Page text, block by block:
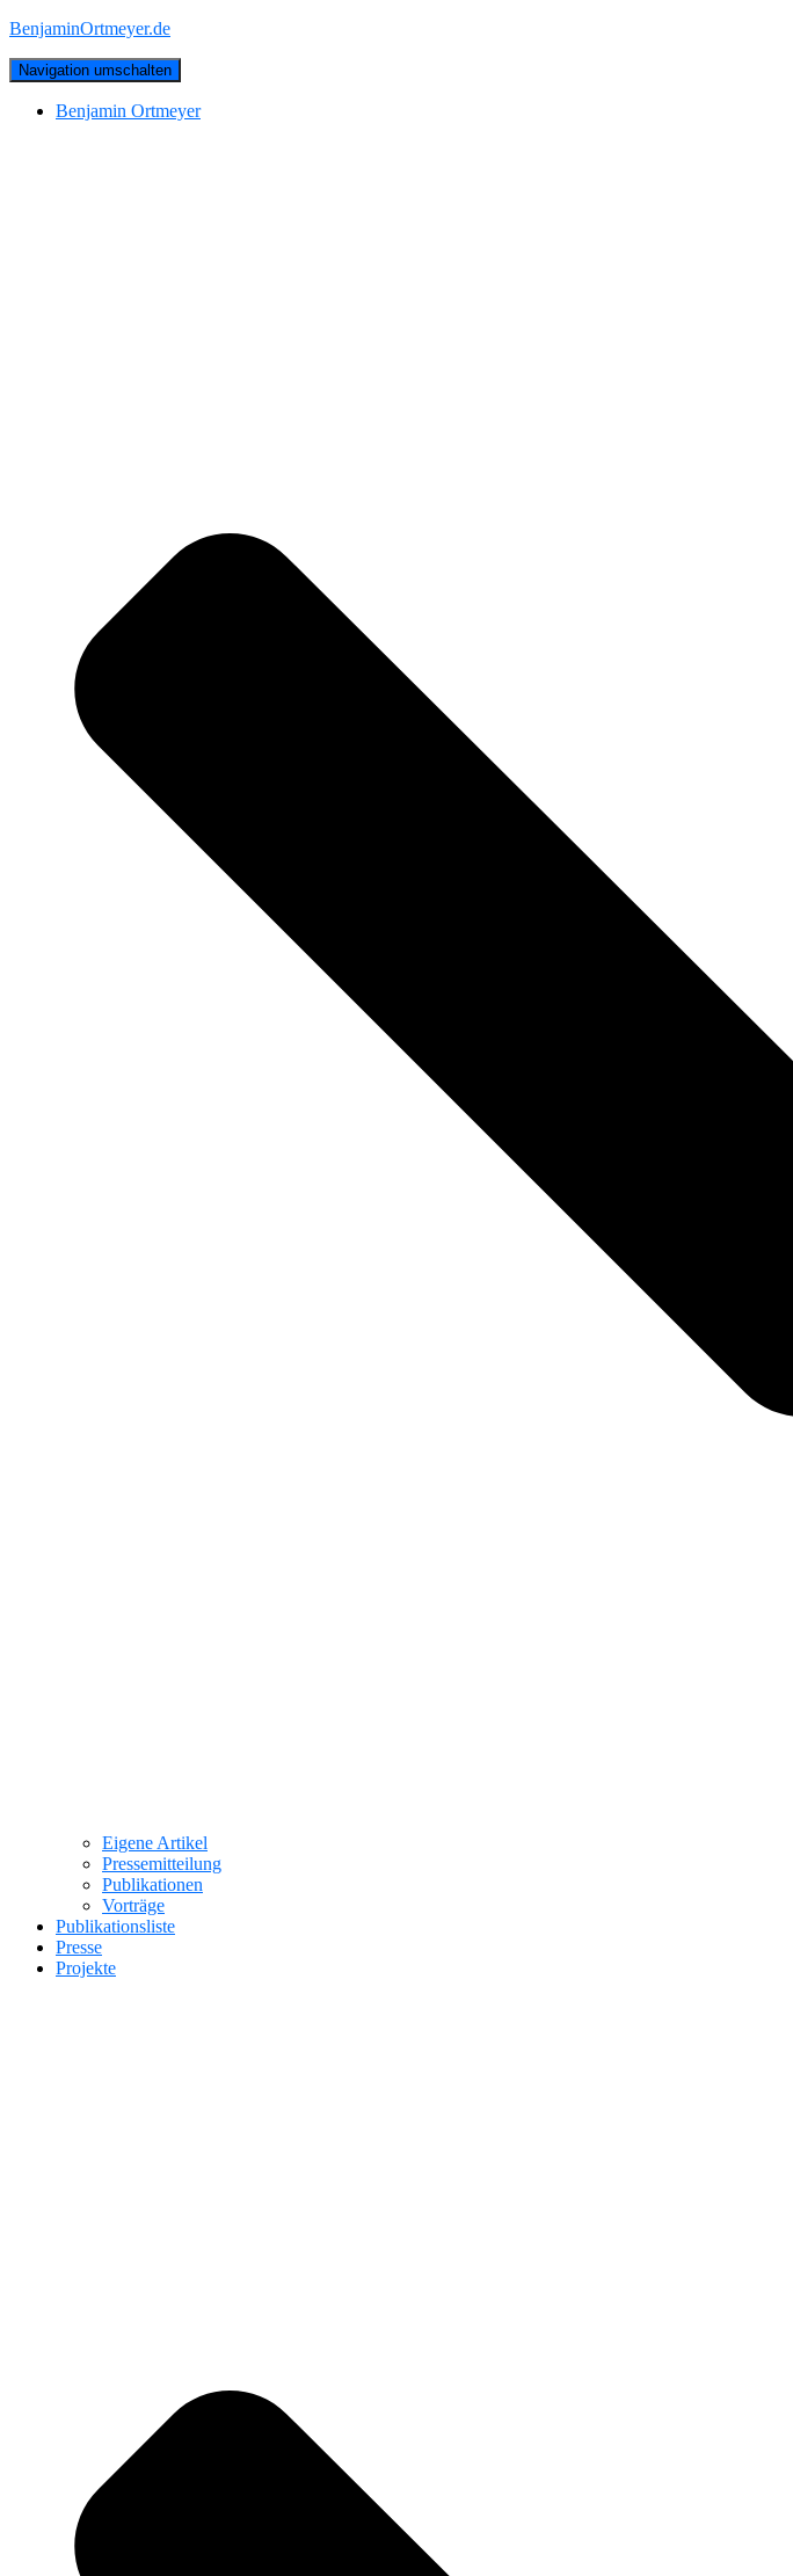
BenjaminOrtmeyer.de
Navigation umschalten
Benjamin Ortmeyer
Eigene Artikel
Pressemitteilung
Publikationen
Vorträge
Publikationsliste
Presse
Projekte